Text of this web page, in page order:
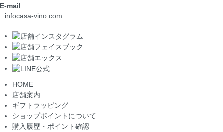
E-mail
infocasa-vino.com
HOME
店舗案内
ギフトラッピング
ショップポイントについて
購入履歴・ポイント確認